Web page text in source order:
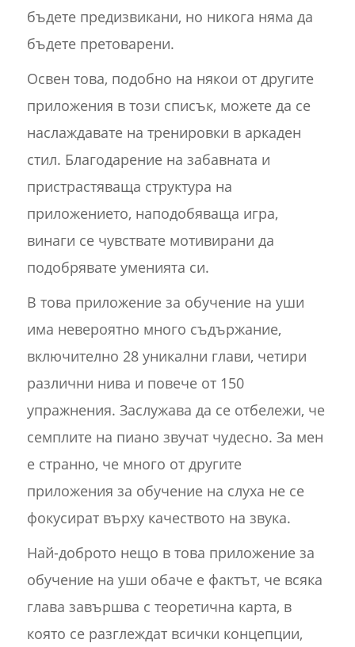
бъдете предизвикани, но никога няма да
бъдете претоварени.
Освен това, подобно на някои от другите
приложения в този списък, можете да се
наслаждавате на тренировки в аркаден
стил. Благодарение на забавната и
пристрастяваща структура на
приложението, наподобяваща игра,
винаги се чувствате мотивирани да
подобрявате уменията си.
В това приложение за обучение на уши
има невероятно много съдържание,
включително 28 уникални глави, четири
различни нива и повече от 150
упражнения. Заслужава да се отбележи, че
семплите на пиано звучат чудесно. За мен
е странно, че много от другите
приложения за обучение на слуха не се
фокусират върху качеството на звука.
Най-доброто нещо в това приложение за
обучение на уши обаче е фактът, че всяка
глава завършва с теоретична карта, в
която се разглеждат всички концепции,